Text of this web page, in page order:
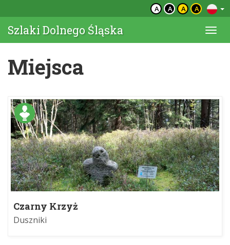
A A A A
Szlaki Dolnego Śląska
Miejsca
Czarny Krzyż
Duszniki